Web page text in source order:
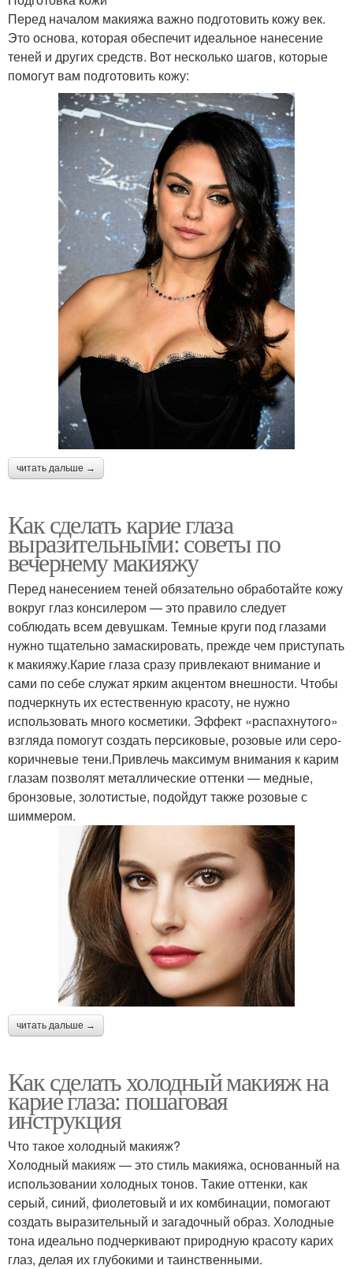
Перед началом макияжа важно подготовить кожу век.
Это основа, которая обеспечит идеальное нанесение
теней и других средств. Вот несколько шагов, которые
помогут вам подготовить кожу:
читать дальше →
Как сделать карие глаза
выразительными: советы по
вечернему макияжу
Перед нанесением теней обязательно обработайте кожу
вокруг глаз консилером — это правило следует
соблюдать всем девушкам. Темные круги под глазами
нужно тщательно замаскировать, прежде чем приступать
к макияжу.Карие глаза сразу привлекают внимание и
сами по себе служат ярким акцентом внешности. Чтобы
подчеркнуть их естественную красоту, не нужно
использовать много косметики. Эффект «распахнутого»
взгляда помогут создать персиковые, розовые или серо-
коричневые тени.Привлечь максимум внимания к карим
глазам позволят металлические оттенки — медные,
бронзовые, золотистые, подойдут также розовые с
шиммером.
читать дальше →
Как сделать холодный макияж на
карие глаза: пошаговая
инструкция
Что такое холодный макияж?
Холодный макияж — это стиль макияжа, основанный на
использовании холодных тонов. Такие оттенки, как
серый, синий, фиолетовый и их комбинации, помогают
создать выразительный и загадочный образ. Холодные
тона идеально подчеркивают природную красоту карих
глаз, делая их глубокими и таинственными.